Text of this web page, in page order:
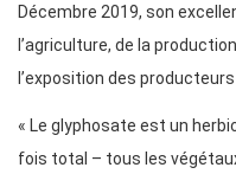
Décembre 2019, son
l’agriculture, de la
l’exposition des
« Le glyphosate est un
fois total – tous les